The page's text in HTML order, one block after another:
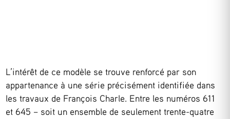
L’intérêt de ce modèle se trouve renforcé par son
appartenance à une série précisément identifiée dans
les travaux de François Charle. Entre les numéros 611
et 645 – soit un ensemble de seulement trente-quatre